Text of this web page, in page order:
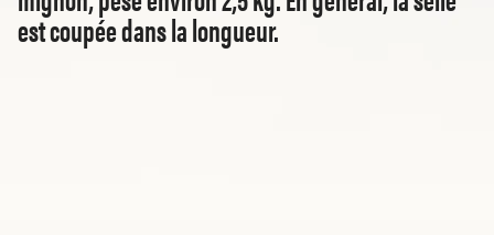
est coupée dans la longueur.